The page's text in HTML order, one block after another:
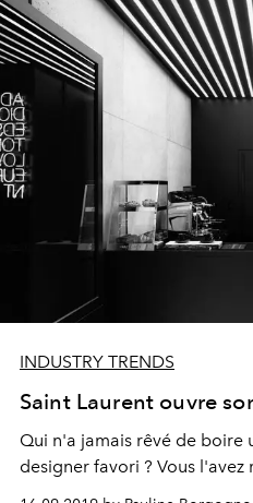
INDUSTRY TRENDS
Saint Laurent ouvre
Qui n'a jamais rêvé de boire
designer favori ? Vous l'avez